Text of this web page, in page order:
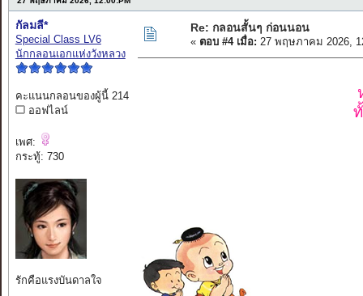
กัลมลี*
Special Class LV6
นักกลอนเอกแห่งวังหลวง
คะแนนกลอนของผู้นี้ 214
ออฟไลน์
เพศ:
กระทู้: 730
รักคือแรงบันดาลใจ
Re: กลอนสั้นๆ ก่อนนอน
« ตอบ #4 เมื่อ: 27 พฤษภาคม 2026,